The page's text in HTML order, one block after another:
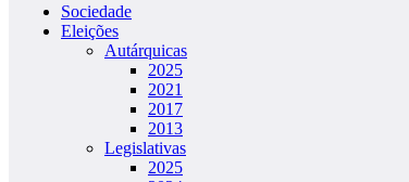
Sociedade
Eleições
Autárquicas
2025
2021
2017
2013
Legislativas
2025